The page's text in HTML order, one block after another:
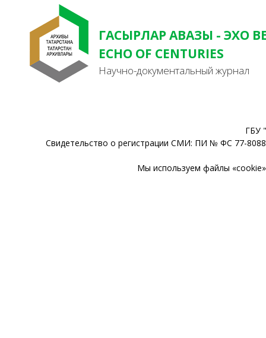
ГАСЫРЛАР АВАЗЫ - ЭХО
ECHO OF CENTURIES
Научно-документальный журнал
ГБУ
Свидетельство о регистрации СМИ: ПИ № ФС 77-
Мы используем файлы «cookie»